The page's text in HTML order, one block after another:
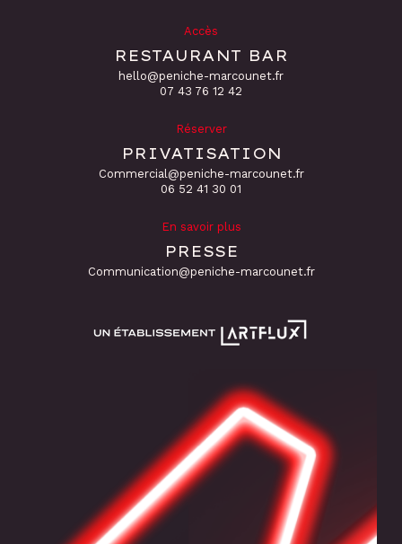
Accès
RESTAURANT BAR
hello@peniche-marcounet.fr
‭07 43 76 12 42
Réserver
PRIVATISATION
Commercial@peniche-marcounet.fr
06 52 41 30 01
En savoir plus
PRESSE
Communication@peniche-marcounet.fr